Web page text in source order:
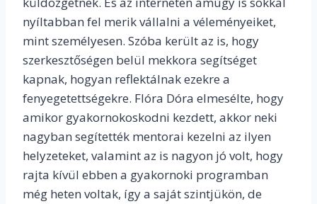
nyíltabban fel merik vállalni a véleményeiket,
mint személyesen. Szóba került az is, hogy
szerkesztőségen belül mekkora segítséget
kapnak, hogyan reflektálnak ezekre a
fenyegetettségekre. Flóra Dóra elmesélte, hogy
amikor gyakornokoskodni kezdett, akkor neki
nagyban segítették mentorai kezelni az ilyen
helyzeteket, valamint az is nagyon jó volt, hogy
rajta kívül ebben a gyakornoki programban
még heten voltak, így a saját szintjükön, de